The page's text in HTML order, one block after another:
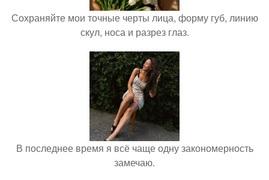
Сохраняйте мои точные черты лица, форму губ, линию
скул, носа и разрез глаз.
В последнее время я всё чаще одну закономерность
замечаю.